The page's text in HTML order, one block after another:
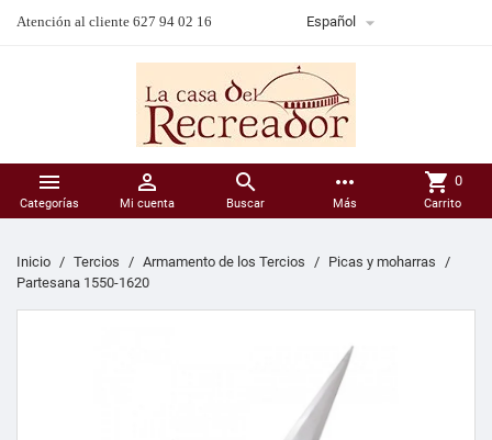
Atención al cliente 627 94 02 16 Español 

Categorías

Mi cuenta

Buscar
more_horiz
Más
shopping_cart 0
Carrito
Inicio Tercios Armamento de los Tercios
Picas y moharras
Partesana 1550-1620